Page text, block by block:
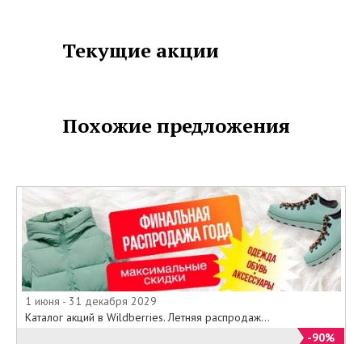
Текущие акции
Похожие предложения
1 июня - 31 декабря 2029
Каталог акций в Wildberries. Летняя распродаж...
-90%